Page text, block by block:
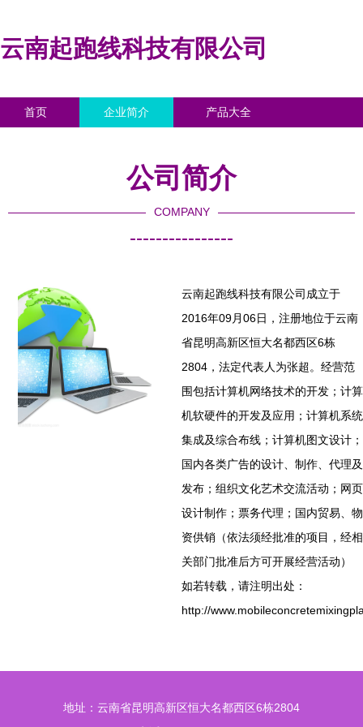
云南起跑线科技有限公司
首页 企业简介 产品大全
公司简介
COMPANY
----------------
云南起跑线科技有限公司成立于
2016年09月06日，注册地位于云南
省昆明高新区恒大名都西区6栋
2804，法定代表人为张超。经营范
围包括计算机网络技术的开发；计算
机软硬件的开发及应用；计算机系统
集成及综合布线；计算机图文设计；
国内各类广告的设计、制作、代理及
发布；组织文化艺术交流活动；网页
设计制作；票务代理；国内贸易、物
资供销（依法须经批准的项目，经相
关部门批准后方可开展经营活动）
如若转载，请注明出处：
http://
地址：云南省昆明高新区恒大名都西区6栋2804